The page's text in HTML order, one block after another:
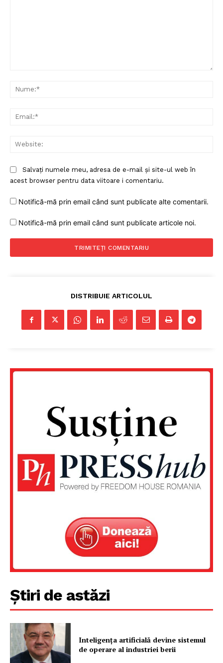
Salvați numele meu, adresa de e-mail și site-ul web în
acest browser pentru data viitoare i comentariu.
Notifică-mă prin email când sunt publicate alte comentarii.
Notifică-mă prin email când sunt publicate articole noi.
DISTRIBUIE ARTICOLUL
Știri de astăzi
Inteligența artificială devine sistemul
de operare al industriei berii